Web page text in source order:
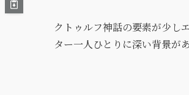
クトゥルフ神話の要素が少し
ター一人ひとりに深い背景が